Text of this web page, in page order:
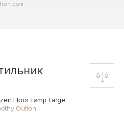
Floor Lamp Large
Oulton